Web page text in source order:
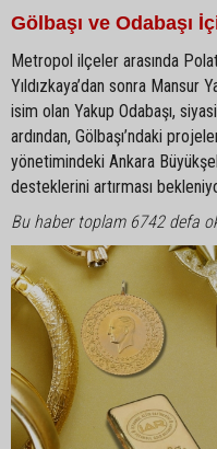
Gölbaşı ve Odabaşı
Metropol ilçeler arasında
Yıldızkaya’dan sonra
isim olan Yakup Odabaşı,
ardından, Gölbaşı’ndaki
yönetimindeki Ankara
desteklerini artırması
Bu haber toplam 6742 defa